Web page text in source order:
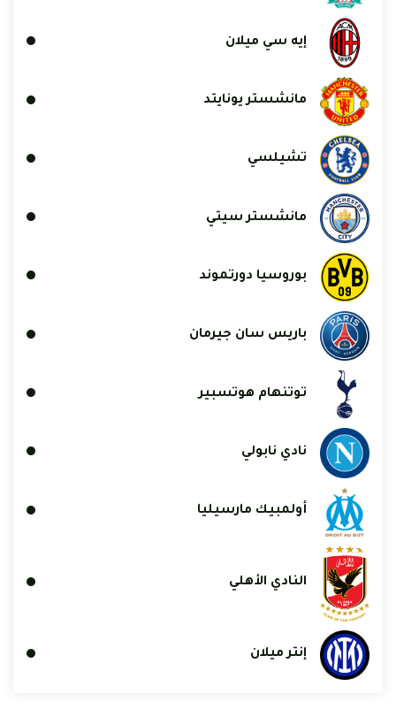
إيه سي ميلان
مانشستر يونايتد
تشيلسي
مانشستر سيتي
بوروسيا دورتموند
باريس سان جيرمان
توتنهام هوتسبير
نادي نابولي
أولمبيك مارسيليا
النادي الأهلي
إنتر ميلان